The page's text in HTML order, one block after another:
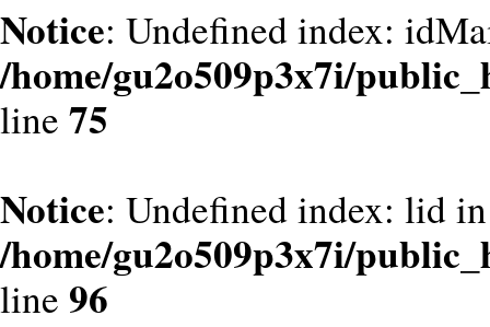
Notice: Undefined index:
/home/gu2o509p3x7i/
line 75
Notice: Undefined index: lid in
/home/gu2o509p3x7i/
line 96